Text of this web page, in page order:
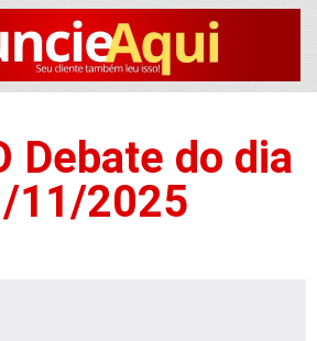
Debate do dia
11/2025